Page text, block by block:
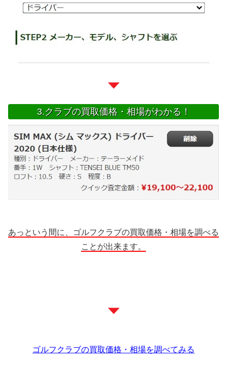
3.クラブの買取価格・相場がわかる！
あっという間に、ゴルフクラブの買取価格・相場を調べる
ことが出来ます。
ゴルフクラブの買取価格・相場を調べてみる